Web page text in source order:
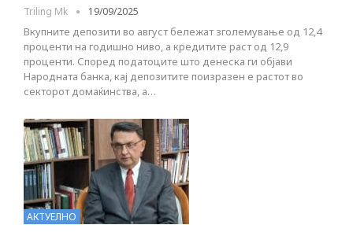
Triling Mk 19/09/2025
Вкупните депозити во август бележат зголемување од 12,4
проценти на годишно ниво, а кредитите раст од 12,9
проценти. Според податоците што денеска ги објави
Народната банка, кај депозитите поизразен е растот во
секторот домаќинства, а…
АКТУЕЛНО